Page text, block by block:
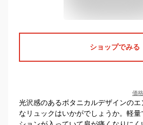
ショップでみる
価
光沢感のあるボタニカルデザインの
なリュックはいかがでしょうか。軽